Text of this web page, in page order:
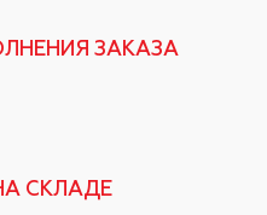
ЗАКАЗА
СКЛАДЕ